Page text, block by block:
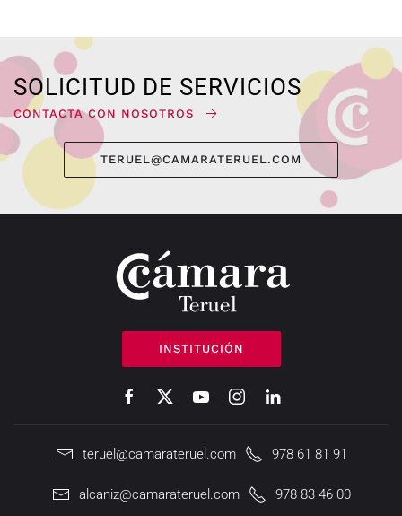
SOLICITUD DE SERVICIOS
CONTACTA CON NOSOTROS
TERUEL@CAMARATERUEL.COM
INSTITUCIÓN
teruel@camarateruel.com 978 61 81 91
alcaniz@camarateruel.com 978 83 46 00